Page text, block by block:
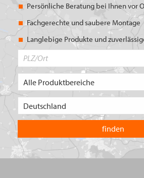
Persönliche Beratung bei Ihnen vor
Fachgerechte und saubere Montage
Langlebige Produkte und
in
welchem
Land
Sie
suchen